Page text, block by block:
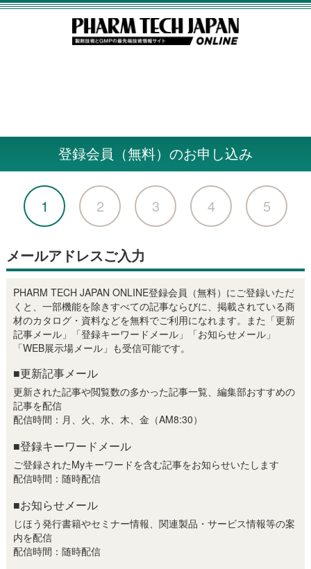
登録会員（無料）のお申し込み
1 2 3 4 5
メールアドレスご入力
PHARM TECH JAPAN ONLINE登録会員（無料）にご登録いただ
くと、一部機能を除きすべての記事ならびに、掲載されている商
材のカタログ・資料などを無料でご利用になれます。また「更新
記事メール」「登録キーワードメール」「お知らせメール」
「WEB展示場メール」も受信可能です。
■更新記事メール
更新された記事や閲覧数の多かった記事一覧、編集部おすすめの
記事を配信
配信時間：月、火、水、木、金（AM8:30）
■登録キーワードメール
ご登録されたMyキーワードを含む記事をお知らせいたします
配信時間：随時配信
■お知らせメール
じほう発行書籍やセミナー情報、関連製品・サービス情報等の案
内を配信
配信時間：随時配信